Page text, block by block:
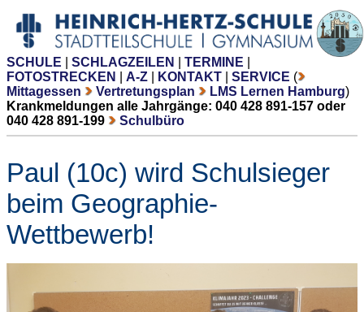
SCHULE SCHLAGZEILEN TERMINE
FOTOSTRECKEN
A-Z KONTAKT SERVICE (
Mittagessen
Vertretungsplan LMS Lernen Hamburg)
Krankmeldungen alle Jahrgänge: 040 428 891-157 oder
040 428 891-199
Schulbüro
Paul (10c) wird Schulsieger
beim Geographie-
Wettbewerb!